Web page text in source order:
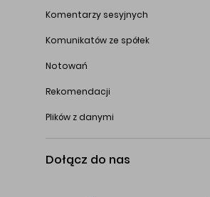
Komentarzy sesyjnych
Komunikatów ze spółek
Notowań
Rekomendacji
Plików z danymi
Dołącz do nas